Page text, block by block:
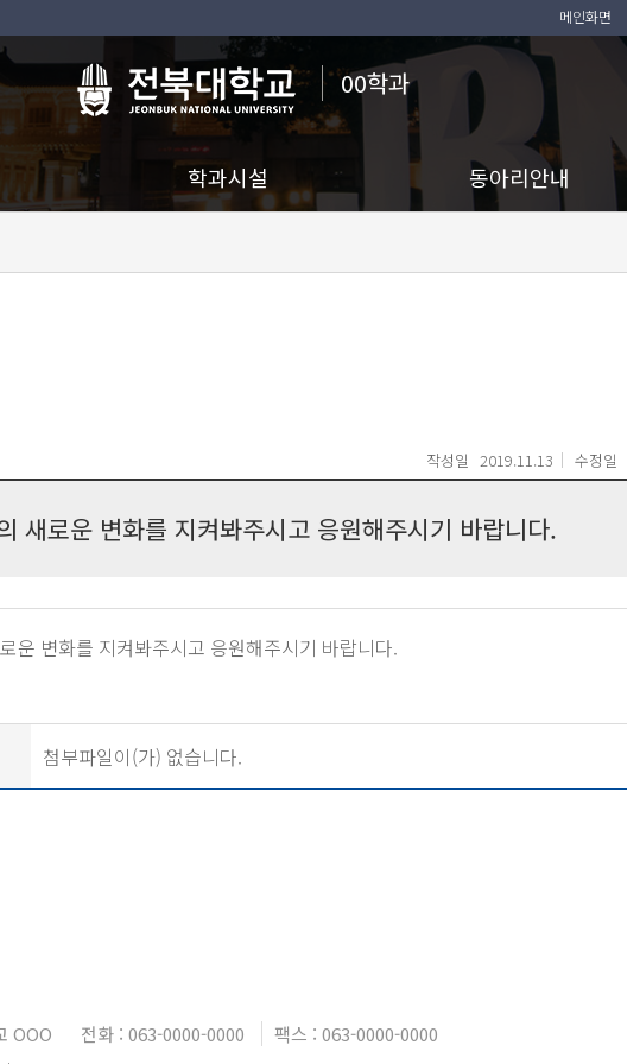
00학과
메인화면
학과시설 동아리안내
작성일 2019.11.13 수정일
새로운 변화를 지켜봐주시고 응원해주시기 바랍니다.
운 변화를 지켜봐주시고 응원해주시기 바랍니다.
첨부파일이(가) 없습니다.
OOO 전화 : 063-0000-0000
팩스 : 063-0000-0000